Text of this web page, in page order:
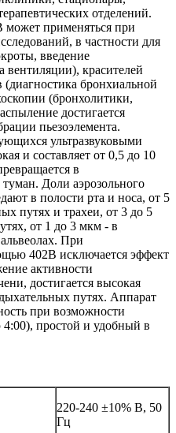
отделений.
может применяться при
в частности для
введение
вентиляции), красителей
(диагностика бронхиальной
(бронхолитики,
достигается
пьезоэлемента.
ультразвуковыми
и составляет от 0,5 до 10
в
Доли аэрозольного
в полости рта и носа, от 5
путях и трахеи, от 3 до 5
от 1 до 3 мкм - в
При
402В исключается эффект
активности
достигается высокая
путях. Аппарат
при возможности
4:00), простой и удобный в
220-240 ±10% В, 50
Гц